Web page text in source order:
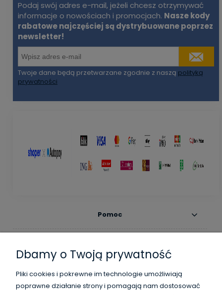
Podaj swój adres e-mail, jeżeli chcesz otrzymywać
informacje o nowościach i promocjach. Nasze kody
rabatowe najczęściej są dystrybuowane poprzez
newsletter!
Twoje dane będą przetwarzane zgodnie z naszą polityką
prywatności
Pomoc
Dbamy o Twoją prywatność
Pliki cookies i pokrewne im technologie umożliwiają
poprawne działanie strony i pomagają nam dostosować